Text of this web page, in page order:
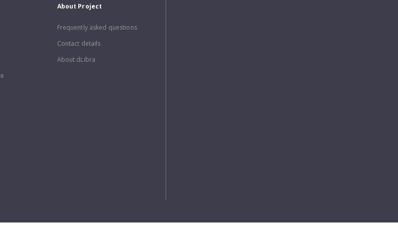
About Project
Frequently asked questions
Contact details
About dLibra